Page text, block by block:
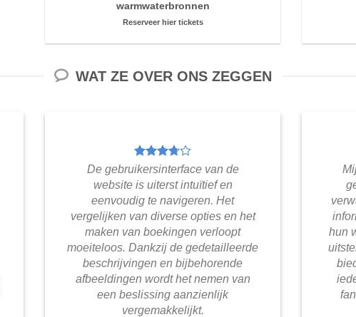
warmwaterbronnen
Reserveer hier tickets
WAT ZE OVER ONS ZEGGEN
De gebruikersinterface van de
website is uiterst intuïtief en
eenvoudig te navigeren. Het
vergelijken van diverse opties en het
maken van boekingen verloopt
moeiteloos. Dankzij de gedetailleerde
beschrijvingen en bijbehorende
afbeeldingen wordt het nemen van
een beslissing aanzienlijk
vergemakkelijkt.
hun